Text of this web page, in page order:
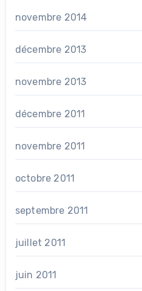
novembre 2014
décembre 2013
novembre 2013
décembre 2011
novembre 2011
octobre 2011
septembre 2011
juillet 2011
juin 2011